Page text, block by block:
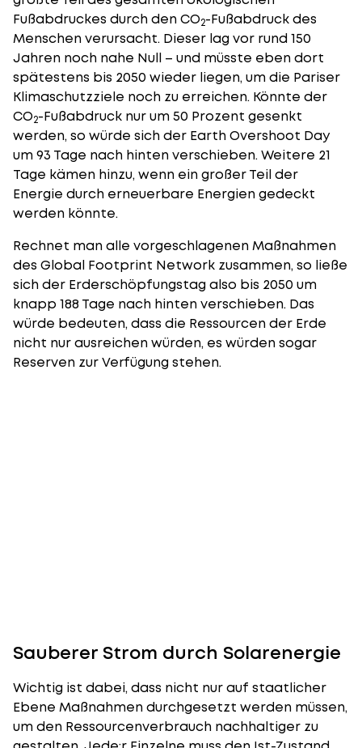
Fußabdruckes durch den CO2-Fußabdruck des
Menschen verursacht. Dieser lag vor rund 150
Jahren noch nahe Null – und müsste eben dort
spätestens bis 2050 wieder liegen, um die Pariser
Klimaschutzziele noch zu erreichen. Könnte der
CO2-Fußabdruck nur um 50 Prozent gesenkt
werden, so würde sich der Earth Overshoot Day
um 93 Tage nach hinten verschieben. Weitere 21
Tage kämen hinzu, wenn ein großer Teil der
Energie durch erneuerbare Energien gedeckt
werden könnte.
Rechnet man alle vorgeschlagenen Maßnahmen
des Global Footprint Network zusammen, so ließe
sich der Erderschöpfungstag also bis 2050 um
knapp 188 Tage nach hinten verschieben. Das
würde bedeuten, dass die Ressourcen der Erde
nicht nur ausreichen würden, es würden sogar
Reserven zur Verfügung stehen.
Sauberer Strom durch Solarenergie
Wichtig ist dabei, dass nicht nur auf staatlicher
Ebene Maßnahmen durchgesetzt werden müssen,
um den Ressourcenverbrauch nachhaltiger zu